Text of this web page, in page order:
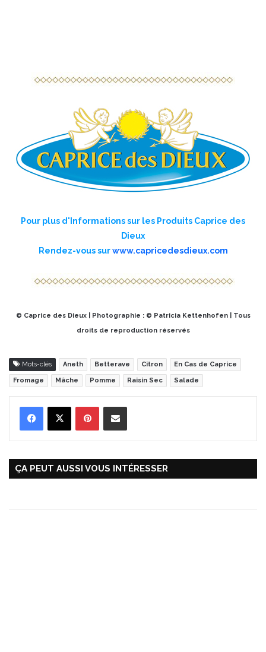
Pour plus d'Informations sur les Produits Caprice des
Dieux
Rendez-vous sur www.capricedesdieux.com
© Caprice des Dieux | Photographie : © Patricia Kettenhofen | Tous
droits de reproduction réservés
Mots-clés Aneth Betterave Citron En Cas de Caprice
Fromage Mâche Pomme Raisin Sec Salade
ÇA PEUT AUSSI VOUS INTÉRESSER